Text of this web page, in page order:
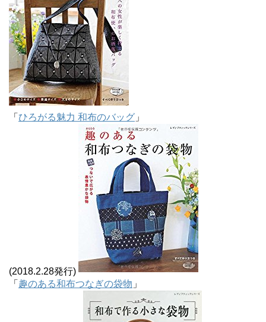
「 ひろがる魅力 和布のバッグ 」
(2018.2.28発行)
「 趣のある和布つなぎの袋物 」